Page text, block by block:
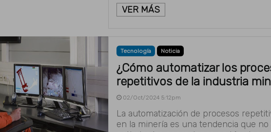
VER MÁS
Tecnología Noticia
¿Cómo automatizar los
repetitivos de la industria
02/Oct/2024 5:12pm
La automatización de procesos
en la minería es una tendencia que no